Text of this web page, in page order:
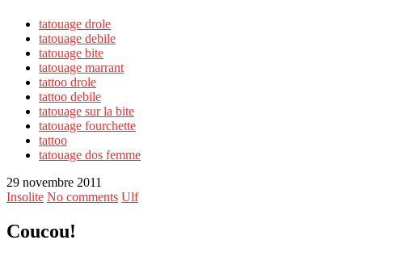
tatouage drole
tatouage debile
tatouage bite
tatouage marrant
tattoo drole
tattoo debile
tatouage sur la bite
tatouage fourchette
tattoo
tatouage dos femme
29 novembre 2011
Insolite No comments Ulf
Coucou!